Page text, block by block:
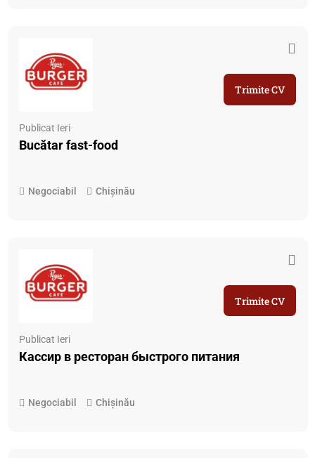
Publicat Ieri
Bucătar fast-food
Negociabil Chișinău
Trimite CV
Publicat Ieri
Кассир в ресторан быстрого питания
Negociabil Chișinău
Trimite CV